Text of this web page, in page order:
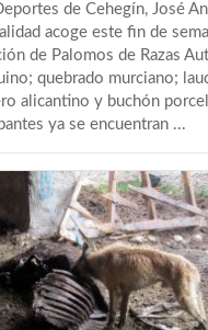
de Cehegín, José
acoge este fin de
de Palomos de Razas
quebrado murciano;
alicantino y buchón
ya se encuentran ...